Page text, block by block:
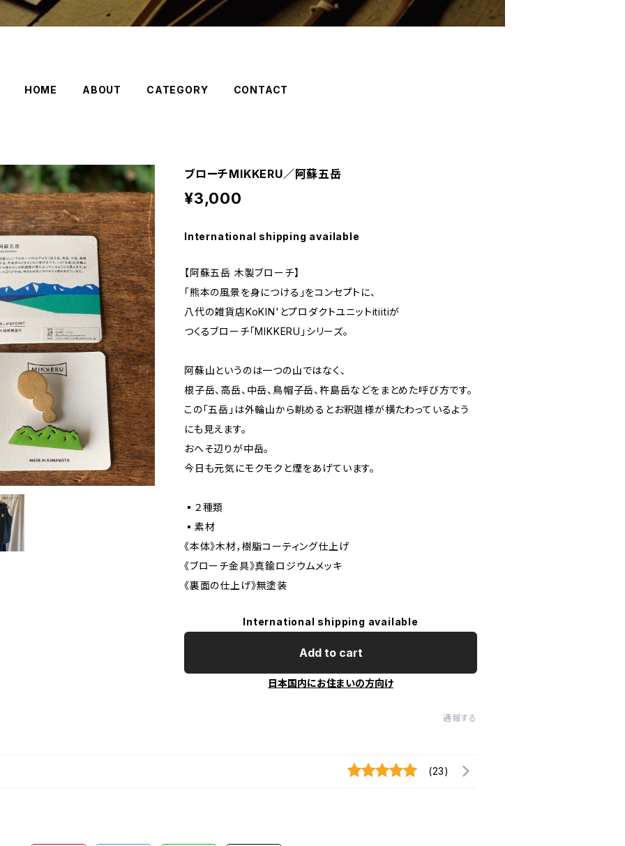
HOME ABOUT CATEGORY CONTACT
ブローチMIKKERU／阿蘇五岳
¥3,000
International shipping available
【阿蘇五岳 木製ブローチ】
「熊本の風景を身につける」をコンセプトに、
八代の雑貨店KoKIN'とプロダクトユニットitiitiが
つくるブローチ「MIKKERU」シリーズ。
阿蘇山というのは一つの山ではなく、
根子岳、高岳、中岳、鳥帽子岳、杵島岳などをまとめた呼び方です。
この「五岳」は外輪山から眺めるとお釈迦様が横たわっているよう
にも見えます。
おへそ辺りが中岳。
今日も元気にモクモクと煙をあげています。
▪️２種類
▪️素材
《本体》木材，樹脂コーティング仕上げ
《ブローチ金具》真鍮ロジウムメッキ
《裏面の仕上げ》無塗装
International shipping available
Add to cart
日本国内にお住まいの方向け
通報する
(23)